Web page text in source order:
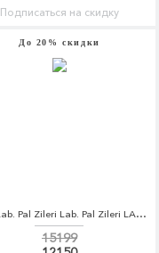
Подписаться на скидку
До 20% скидки
Поло Lab. Pal Zileri Lab. Pal Zileri LA059EMCEJL2
15199